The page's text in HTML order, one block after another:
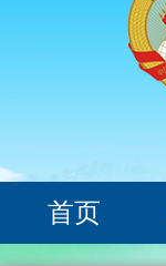
首页